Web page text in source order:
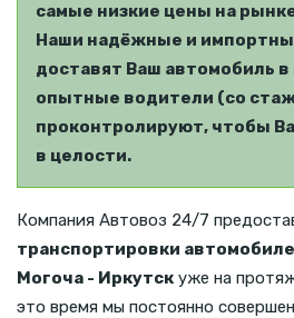
самые низкие цены на
Наши надёжные и
доставят Ваш автомобиль
опытные водители (со
проконтролируют, чтобы
в целости.
Компания Автовоз 24/7
транспортировки
Могоча - Иркутск уже на
это время мы постоянно